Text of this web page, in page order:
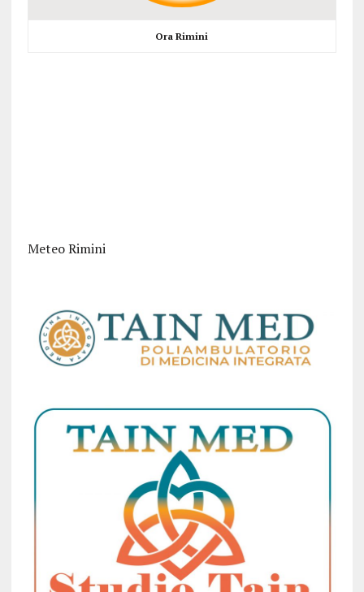
Ora Rimini
Meteo Rimini